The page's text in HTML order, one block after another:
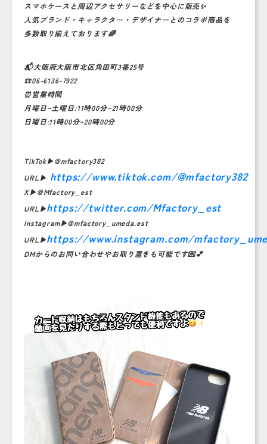
スマホケースと周辺アクセサリーなどを中心に販売✨
人気ブランド・キャラクター・デザイナーとのコラボ商品を
多数取り揃えております🌈
📬大阪府大阪市北区角田町3番25号
☎️06-6136-7922
⏰営業時間
月曜日~土曜日:11時00分~21時00分
日曜日:11時00分~20時00分
TikTok▶︎@mfactory382
URL▶︎ https://www.tiktok.com/@mfactory382
X▶︎@Mfactory_est
URL▶︎https://twitter.com/Mfactory_est
Instagram▶︎@mfactory_umeda.est
URL▶︎https://www.instagram.com/
DMからのお問い合わせやお取り置きも可能です💌💕